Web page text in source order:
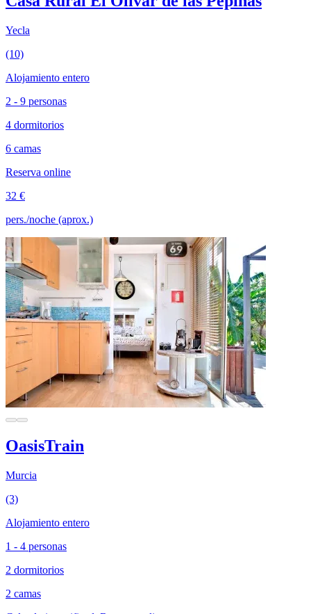
Yecla
(10)
Alojamiento entero
2 - 9 personas
4 dormitorios
6 camas
Reserva online
32 €
pers./noche (aprox.)
OasisTrain
Murcia
(3)
Alojamiento entero
1 - 4 personas
2 dormitorios
2 camas